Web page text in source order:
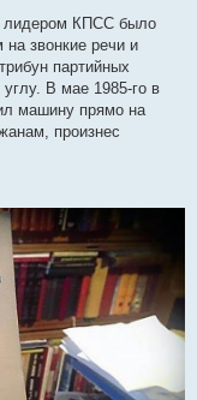
лидером КПСС было
звонкие речи и
партийных
В мае 1985-го в
машину прямо на
произнес